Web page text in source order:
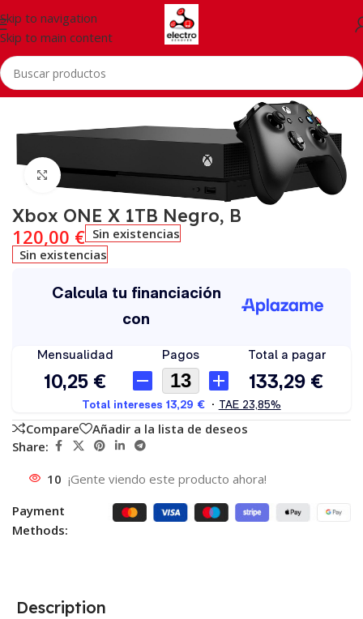
Skip to navigation
Skip to main content
Inicio/Consolas/Xbox
Click to enlarge
Xbox ONE X 1TB Negro, B
120,00 € Sin existencias
Sin existencias
Compare
Añadir a la lista de deseos
Share:
10 ¡Gente viendo este producto ahora!
Payment
Methods:
Description